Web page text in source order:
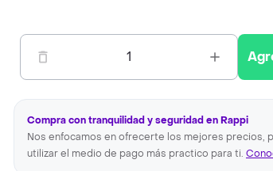
1
Compra con tranquilidad y seguridad en Rappi
Nos enfocamos en ofrecerte los mejores precios,
utilizar el medio de pago más practico para ti.